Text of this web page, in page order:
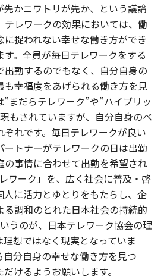
先かニワトリが先か、という議論
レワークの効果においては、働
に捉われない幸せな働き方ができ
。全員が毎日テレワークをする
出勤するのでもなく、自分自身の
幸福度をあげられる働き方を見
まだらテレワーク”や”ハイブリッ
もされていますが、自分自身のベ
ぞれです。毎日テレワークが良い
ートナーがテレワークの日は出勤
の事情に合わせて出勤を希望され
ワーク」を、広く社会に普及・啓
に活力とゆとりをもたらし、企
る調和のとれた日本社会の持続的
うのが、日本テレワーク協会の理
想ではなく現実となっていま
分自身の幸せな働き方を見つ
けるようお願いします。